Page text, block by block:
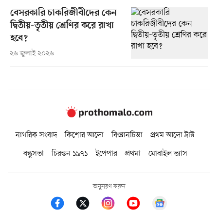
বেসরকারি চাকরিজীবীদের কেন
দ্বিতীয়-তৃতীয় শ্রেণির করে রাখা
হবে?
২৬ জুলাই ২০২৬
নাগরিক সংবাদ কিশোর আলো বিজ্ঞানচিন্তা
প্রথম আলো ট্রাস্ট
বন্ধুসভা
চিরন্তন ১৯৭১ ইপেপার প্রথমা মোবাইল ভ্যাস
অনুসরণ করুন